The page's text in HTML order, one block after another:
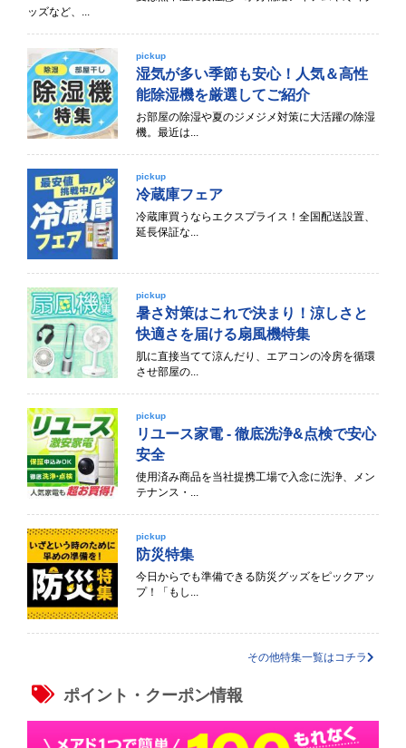
ッズなど、...
pickup
湿気が多い季節も安心！人気＆高性
能除湿機を厳選してご紹介
お部屋の除湿や夏のジメジメ対策に大活躍の除湿
機。最近は...
pickup
冷蔵庫フェア
冷蔵庫買うならエクスプライス！全国配送設置、
延長保証な...
pickup
暑さ対策はこれで決まり！涼しさと
快適さを届ける扇風機特集
肌に直接当てて涼んだり、エアコンの冷房を循環
させ部屋の...
pickup
リユース家電 - 徹底洗浄&点検で安心
安全
使用済み商品を当社提携工場で入念に洗浄、メン
テナンス・...
pickup
防災特集
今日からでも準備できる防災グッズをピックアッ
プ！「もし...
その他特集一覧はコチラ
ポイント・クーポン情報